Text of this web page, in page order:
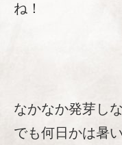
ね！
なかなか発芽し
でも何日かは暑